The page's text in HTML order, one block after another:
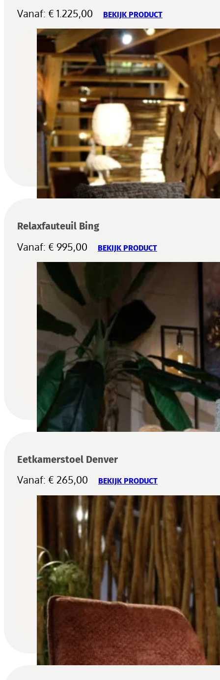
Vanaf: € 1.225,00 BEKIJK PRODUCT
Relaxfauteuil Bing
Vanaf: € 995,00 BEKIJK PRODUCT
Eetkamerstoel Denver
Vanaf: € 265,00 BEKIJK PRODUCT